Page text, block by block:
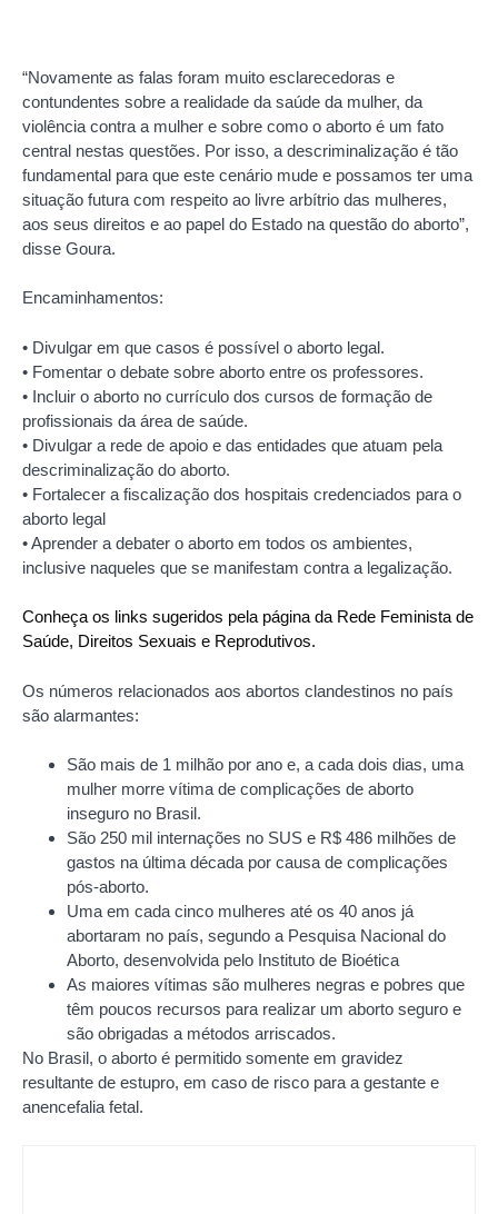
“Novamente as falas foram muito esclarecedoras e
contundentes sobre a realidade da saúde da mulher, da
violência contra a mulher e sobre como o aborto é um fato
central nestas questões. Por isso, a descriminalização é tão
fundamental para que este cenário mude e possamos ter uma
situação futura com respeito ao livre arbítrio das mulheres,
aos seus direitos e ao papel do Estado na questão do aborto”,
disse Goura.
Encaminhamentos:
• Divulgar em que casos é possível o aborto legal.
• Fomentar o debate sobre aborto entre os professores.
• Incluir o aborto no currículo dos cursos de formação de
profissionais da área de saúde.
• Divulgar a rede de apoio e das entidades que atuam pela
descriminalização do aborto.
• Fortalecer a fiscalização dos hospitais credenciados para o
aborto legal
• Aprender a debater o aborto em todos os ambientes,
inclusive naqueles que se manifestam contra a legalização.
Conheça os links sugeridos pela página da Rede Feminista de
Saúde, Direitos Sexuais e Reprodutivos.
Os números relacionados aos abortos clandestinos no país
são alarmantes:
São mais de 1 milhão por ano e, a cada dois dias, uma
mulher morre vítima de complicações de aborto
inseguro no Brasil.
São 250 mil internações no SUS e R$ 486 milhões de
gastos na última década por causa de complicações
pós-aborto.
Uma em cada cinco mulheres até os 40 anos já
abortaram no país, segundo a Pesquisa Nacional do
Aborto, desenvolvida pelo Instituto de Bioética
As maiores vítimas são mulheres negras e pobres que
têm poucos recursos para realizar um aborto seguro e
são obrigadas a métodos arriscados.
No Brasil, o aborto é permitido somente em gravidez
resultante de estupro, em caso de risco para a gestante e
anencefalia fetal.